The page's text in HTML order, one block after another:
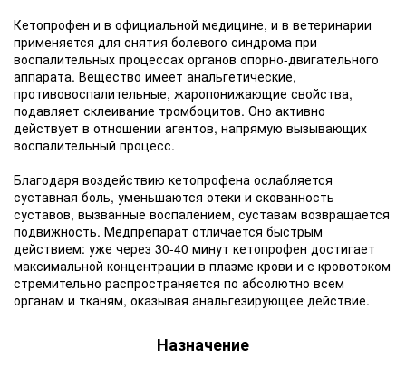
Кетопрофен и в официальной медицине, и в ветеринарии
применяется для снятия болевого синдрома при
воспалительных процессах органов опорно-двигательного
аппарата. Вещество имеет анальгетические,
противовоспалительные, жаропонижающие свойства,
подавляет склеивание тромбоцитов. Оно активно
действует в отношении агентов, напрямую вызывающих
воспалительный процесс.
Благодаря воздействию кетопрофена ослабляется
суставная боль, уменьшаются отеки и скованность
суставов, вызванные воспалением, суставам возвращается
подвижность. Медпрепарат отличается быстрым
действием: уже через 30-40 минут кетопрофен достигает
максимальной концентрации в плазме крови и с кровотоком
стремительно распространяется по абсолютно всем
органам и тканям, оказывая анальгезирующее действие.
Назначение